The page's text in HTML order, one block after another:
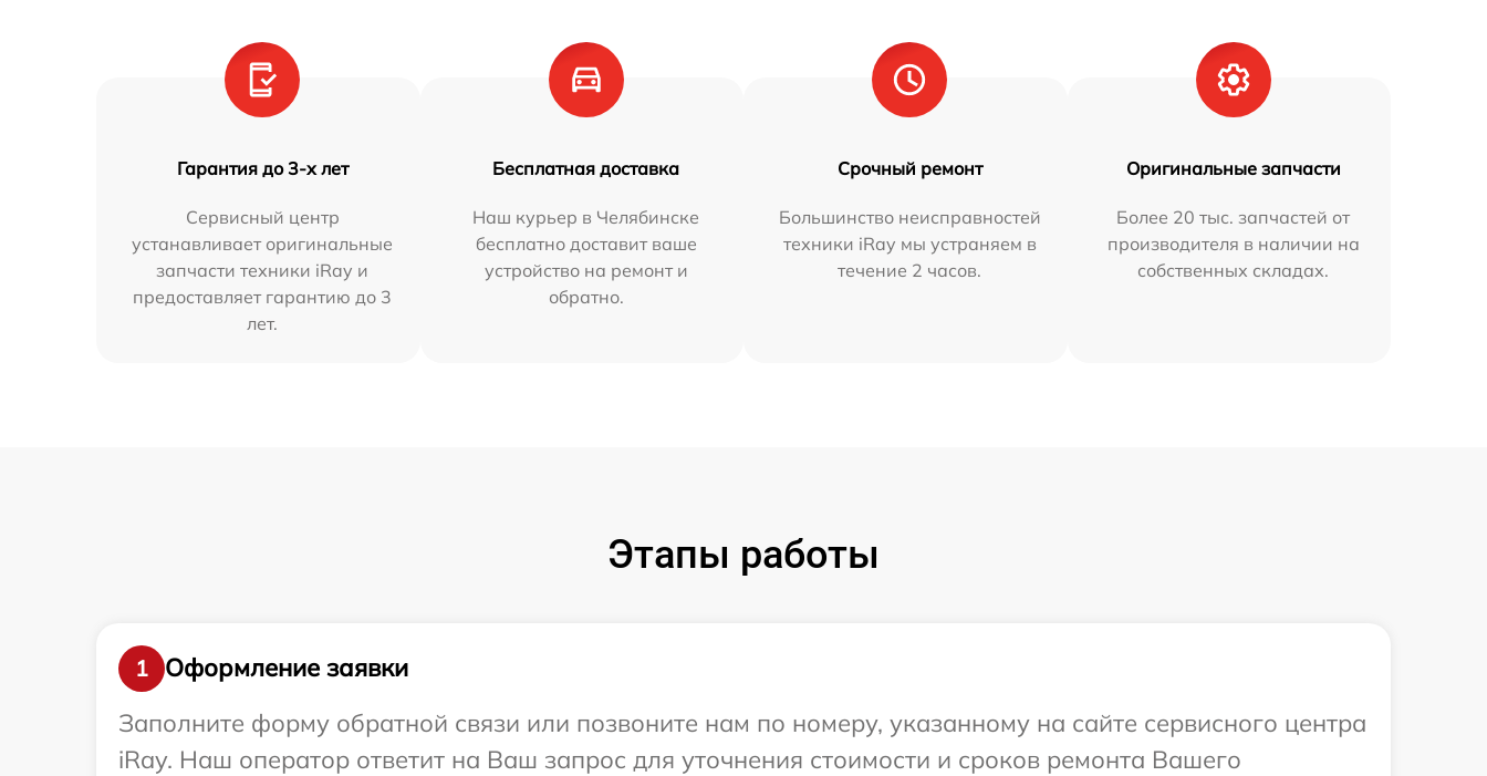
Гарантия до 3-х лет
Сервисный центр
устанавливает оригинальные
запчасти техники iRay и
предоставляет гарантию до 3
лет.
Бесплатная доставка
Наш курьер в Челябинске
бесплатно доставит ваше
устройство на ремонт и
обратно.
Срочный ремонт
Большинство неисправностей
техники iRay мы устраняем в
течение 2 часов.
Оригинальные запчасти
Более 20 тыс. запчастей от
производителя в наличии на
собственных складах.
Этапы работы
1
Оформление заявки
Заполните форму обратной связи или позвоните нам по номеру, указанному на сайте сервисного центра
iRay. Наш оператор ответит на Ваш запрос для уточнения стоимости и сроков ремонта Вашего